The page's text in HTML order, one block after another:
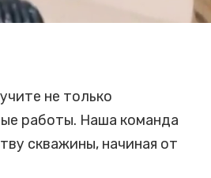
не только
работы. Наша команда
скважины, начиная от